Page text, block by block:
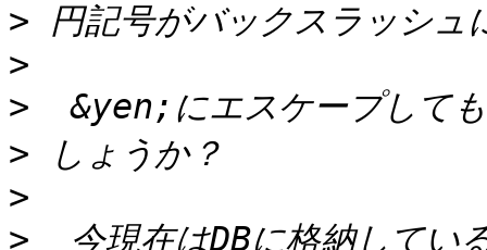
>
>
>
>
>
>
今現在はDBに格納してい